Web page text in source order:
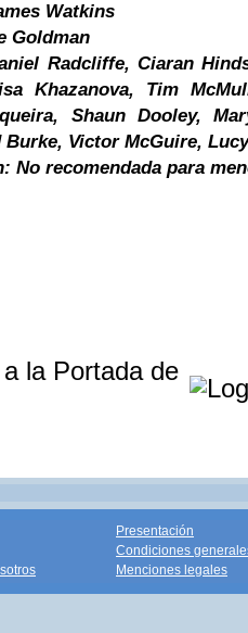
Watkins
Goldman
Radcliffe, Ciaran
Khazanova, Tim
Shaun Dooley,
Burke, Victor McGuire,
No recomendada para
la Portada de
Presentación
Condiciones
Menciones legales